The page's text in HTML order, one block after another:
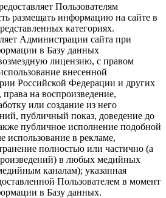
Пользователям
размещать информацию на сайте в
категориях.
Администрации сайта при
в Базу данных
лицензию, с правом
внесенной
Российской Федерации и других
на воспроизведение,
или создание из него
публичный показ, доведение до
публичное исполнение подобной
использование в рекламе,
полностью или частично (а
в любых медийных
каналам); указанная
Пользователем в момент
в Базу данных.